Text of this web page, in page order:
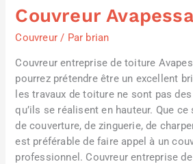
Couvreur
Couvreur / Par brian
Couvreur entreprise de toiture
pourrez prétendre être un excellent
les travaux de toiture ne sont pas
qu’ils se réalisent en hauteur. Que
de couverture, de zinguerie, de
est préférable de faire appel à un
professionnel. Couvreur entreprise